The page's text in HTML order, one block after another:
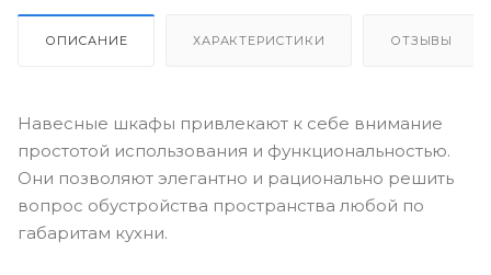
ОПИСАНИЕ ХАРАКТЕРИСТИКИ ОТЗЫВЫ
Навесные шкафы привлекают к себе внимание
простотой использования и функциональностью.
Они позволяют элегантно и рационально решить
вопрос обустройства пространства любой по
габаритам кухни.